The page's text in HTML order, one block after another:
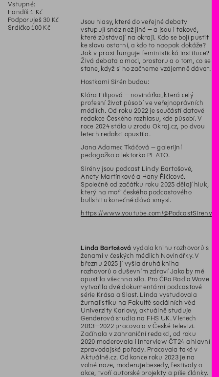
Vstupné:
Fandíš 1 Kč
Podporuješ 30 Kč
Srdíčko 100 Kč
Jsou hlasy, které do veřejné debaty
vstupují snáz než jiné – a jsou i takové,
které zůstávají na okraji. Kdo se bojí pustit
ke slovu ostatní, a kdo to naopak dokáže?
Jak v praxi funguje feministická instituce?
Živá debata o moci, prostoru a o tom, co se
stane, když si ho začneme vzájemně dávat.
Hostkami Sirén budou:
Klára Filipová – novinářka, která celý
profesní život působí ve veřejnoprávních
médiích. Od roku 2022 je součástí datové
redakce Českého rozhlasu, kde působí. V
roce 2024 stála u zrodu Okraj.cz, po dvou
letech redakci opustila.
Jana Adamec Tkáčová – galerijní
pedagožka a lektorka PLATO.
Sirény jsou podcast Lindy Bartošové,
Anety Martínkové a Hany Řičicové.
Společně od začátku roku 2025 dělají hluk,
který na moři českého podcastového
bullshitu konečně dává smysl.
https://www.youtube.com/@PodcastSireny
Linda Bartošová vydala knihu rozhovorů s
ženami v českých médiích Novinářky. V
březnu 2025 jí vyšla druhá kniha
rozhovorů o duševním zdraví Jako by mě
opustila všechna síla. Pro ČRo Radio Wave
vytvořila dvě dokumentární podcastové
série Krása a Slast. Linda vystudovala
žurnalistiku na Fakultě sociálních věd
Univerzity Karlovy, aktuálně studuje
Genderová studia na FHS UK. V letech
2013—2022 pracovala v České televizi.
Začínala v zahraniční redakci, od roku
2020 moderovala i Interview ČT24 a hlavní
zpravodajské pořady. Pracovala také v
Aktuálně.cz. Od konce roku 2023 je na
volné noze, moderuje besedy, festivaly a
akce, tvoří autorské projekty a píše články.